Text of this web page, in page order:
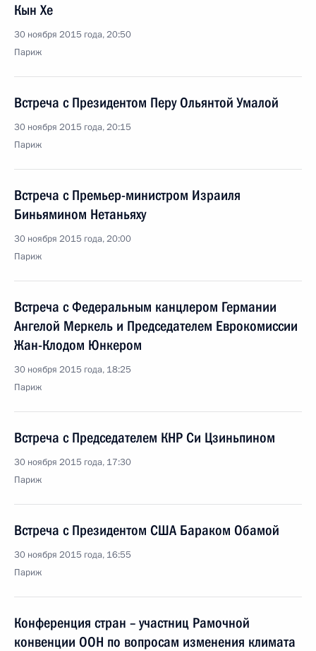
Кын Хе
30 ноября 2015 года, 20:50
Париж
Встреча с Президентом Перу Ольянтой Умалой
30 ноября 2015 года, 20:15
Париж
Встреча с Премьер-министром Израиля
Биньямином Нетаньяху
30 ноября 2015 года, 20:00
Париж
Встреча с Федеральным канцлером Германии
Ангелой Меркель и Председателем Еврокомиссии
Жан-Клодом Юнкером
30 ноября 2015 года, 18:25
Париж
Встреча с Председателем КНР Си Цзиньпином
30 ноября 2015 года, 17:30
Париж
Встреча с Президентом США Бараком Обамой
30 ноября 2015 года, 16:55
Париж
Конференция стран – участниц Рамочной
конвенции ООН по вопросам изменения климата